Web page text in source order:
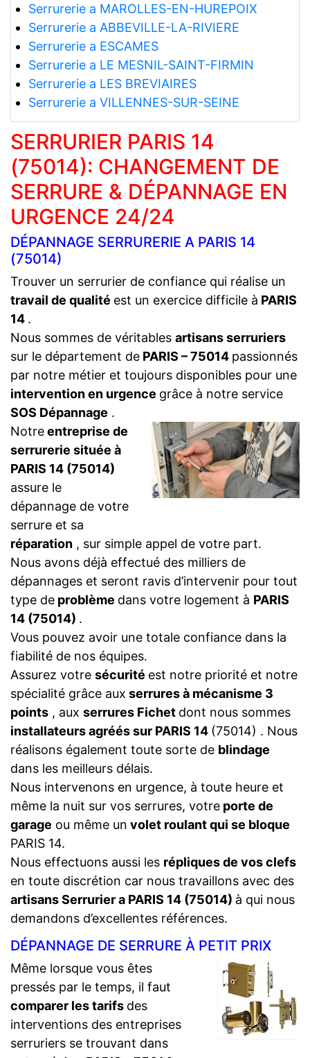
Serrurerie a MAROLLES-EN-HUREPOIX
Serrurerie a ABBEVILLE-LA-RIVIERE
Serrurerie a ESCAMES
Serrurerie a LE MESNIL-SAINT-FIRMIN
Serrurerie a LES BREVIAIRES
Serrurerie a VILLENNES-SUR-SEINE
SERRURIER PARIS 14
(75014): CHANGEMENT DE
SERRURE & DÉPANNAGE EN
URGENCE 24/24
DÉPANNAGE SERRURERIE A PARIS 14
(75014)
Trouver un serrurier de confiance qui réalise un
travail de qualité est un exercice difficile à PARIS
14 .
Nous sommes de véritables artisans serruriers
sur le département de PARIS – 75014 passionnés
par notre métier et toujours disponibles pour une
intervention en urgence grâce à notre service
SOS Dépannage .
Notreentreprise de
serrurerie située à
PARIS 14 (75014)
assure le
dépannage de votre
serrure et sa
réparation , sur simple appel de votre part.
Nous avons déjà effectué des milliers de
dépannages et seront ravis d’intervenir pour tout
type de problème dans votre logement à PARIS
14 (75014) .
Vous pouvez avoir une totale confiance dans la
fiabilité de nos équipes.
Assurez votre sécurité est notre priorité et notre
spécialité grâce aux serrures à mécanisme 3
points , aux serrures Fichet dont nous sommes
installateurs agréés sur PARIS 14 (75014) . Nous
réalisons également toute sorte de blindage
dans les meilleurs délais.
Nous intervenons en urgence, à toute heure et
même la nuit sur vos serrures, votre porte de
garage ou même un volet roulant qui se bloque
PARIS 14.
Nous effectuons aussi les répliques de vos clefs
en toute discrétion car nous travaillons avec des
artisans Serrurier a PARIS 14 (75014) à qui nous
demandons d’excellentes références.
DÉPANNAGE DE SERRURE À PETIT PRIX
Même lorsque vous êtes
pressés par le temps, il faut
comparer les tarifs des
interventions des entreprises
serruriers se trouvant dans